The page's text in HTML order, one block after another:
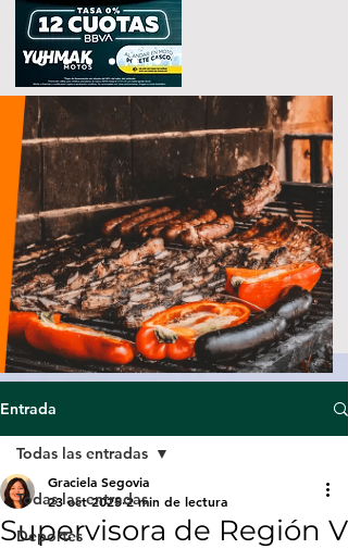
Entrada
Todas las entradas
Deportes
Todas las entradas
Supervisora de Región V
Graciela Segovia
23 oct 2025 2 min de lectura